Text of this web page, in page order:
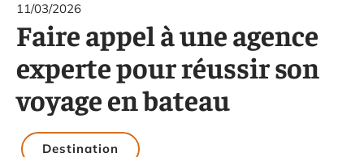
11/03/2026
Faire appel à une agence
experte pour réussir son
voyage en bateau
Destination